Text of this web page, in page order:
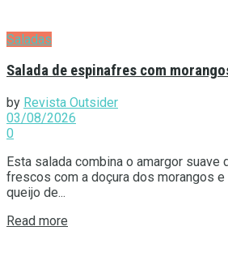
Saladas
Salada de espinafres com
by Revista Outsider
03/08/2026
0
Esta salada combina o amargor suave
frescos com a doçura dos morangos
queijo de...
Read more